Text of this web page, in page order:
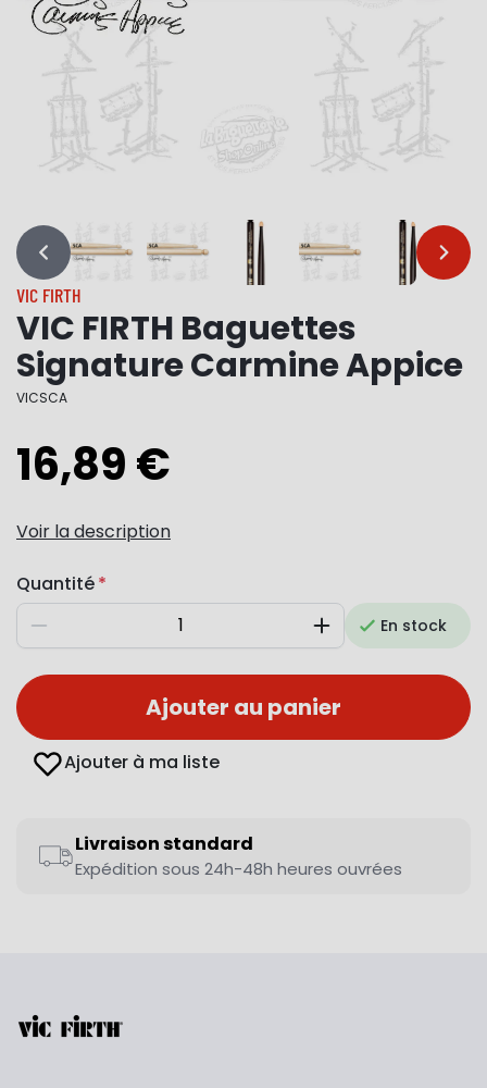
… …
VIC FIRTH
VIC FIRTH Baguettes
Signature Carmine Appice
VICSCA
16,89 €
Voir la description
Quantité
Diminuer AugmenterEn stock
Ajouter au panier
Ajouter à ma liste
Livraison standard
Expédition sous 24h-48h heures ouvrées